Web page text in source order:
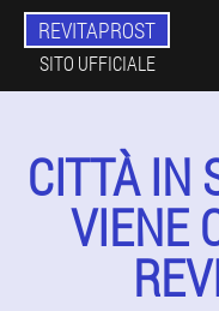
REVITAPROST
SITO UFFICIALE
CITTÀ IN
VIENE